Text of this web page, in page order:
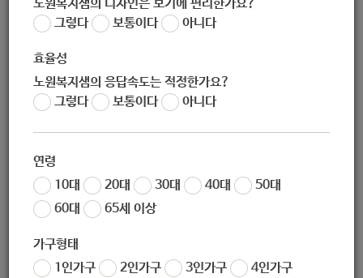
노원복지샘의 디자인은 보기에 편리한가요?
그렇다
보통이다 아니다
효율성
노원복지샘의 응답속도는 적정한가요?
그렇다
보통이다 아니다
연령
10대
20대 30대 40대
50대
60대
65세 이상
가구형태
1인가구
2인가구 3인가구
4인가구
[일자리정책과] 서울시 자영업자 생존자금 사업 안내
노원 복지샘
작성일 2020-05-25 17:23